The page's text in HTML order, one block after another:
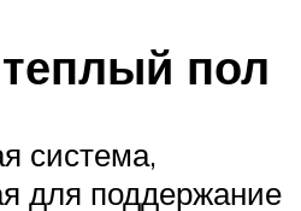
пол
система,
для поддержание